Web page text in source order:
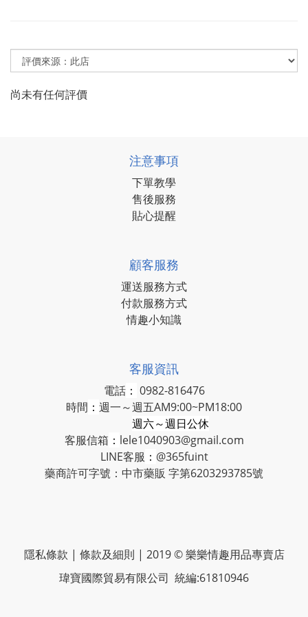
尚未有任何評價
注意事項
下單教學
售後服務
貼心提醒
顧客服務
運送服務方式
付款服務方式
情趣小知識
客服資訊
電話： 0982-816476
時間 ： 週一～週五AM9:00~PM18:00
週六～週日公休
客服信箱 ： lele1040903@gmail.com
LINE客服 ： @365fuint
藥商許可字號：中市藥販 字第6203293785號
隱私條款 | 條款及細則 | 2019 © 樂樂情趣用品專賣店
瑋寶國際貿易有限公司 統編:61810946